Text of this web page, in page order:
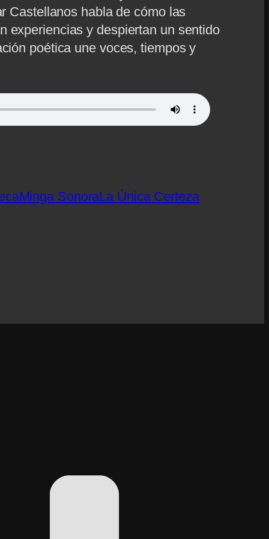
Castellanos habla de cómo las
experiencias y despiertan un sentido
poética une voces, tiempos y
Minga SonoraLa Única Certeza